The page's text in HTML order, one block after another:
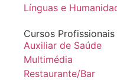
Línguas e
Cursos Profissionais
Auxiliar de Saúde
Multimédia
Restaurante/Bar